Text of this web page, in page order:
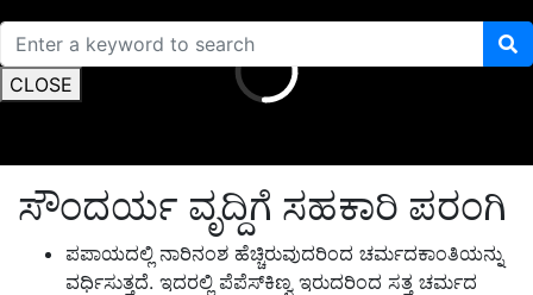
CLOSE
ಸೌಂದರ್ಯ ವೃದ್ದಿಗೆ ಸಹಕಾರಿ ಪರಂಗಿ
ಪಪಾಯದಲ್ಲಿ ನಾರಿನಂಶ ಹೆಚ್ಚಿರುವುದರಿಂದ ಚರ್ಮದಕಾಂತಿಯನ್ನು
ವರ್ಧಿಸುತ್ತದೆ. ಇದರಲ್ಲಿ ಪೆಪೆಸ್‍ಕಿಣ್ವ ಇರುದರಿಂದ ಸತ್ತ ಚರ್ಮದ